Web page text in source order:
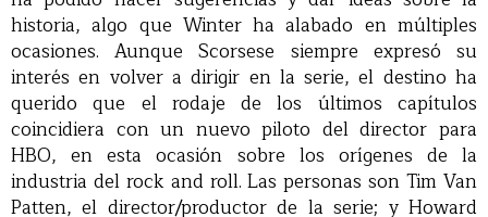
historia, algo que Winter ha alabado en múltiples
ocasiones. Aunque Scorsese siempre expresó su
interés en volver a dirigir en la serie, el destino ha
querido que el rodaje de los últimos capítulos
coincidiera con un nuevo piloto del director para
HBO, en esta ocasión sobre los orígenes de la
industria del rock and roll. Las personas son Tim Van
Patten, el director/productor de la serie; y Howard